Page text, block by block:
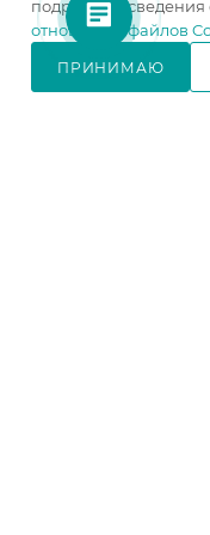
от40 600 ₽
ПОДРОБНЕЕ
подробные сведения
отношении файлов
ПРИНИМАЮ